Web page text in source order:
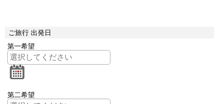
ご旅行 出発日
第一希望
第二希望